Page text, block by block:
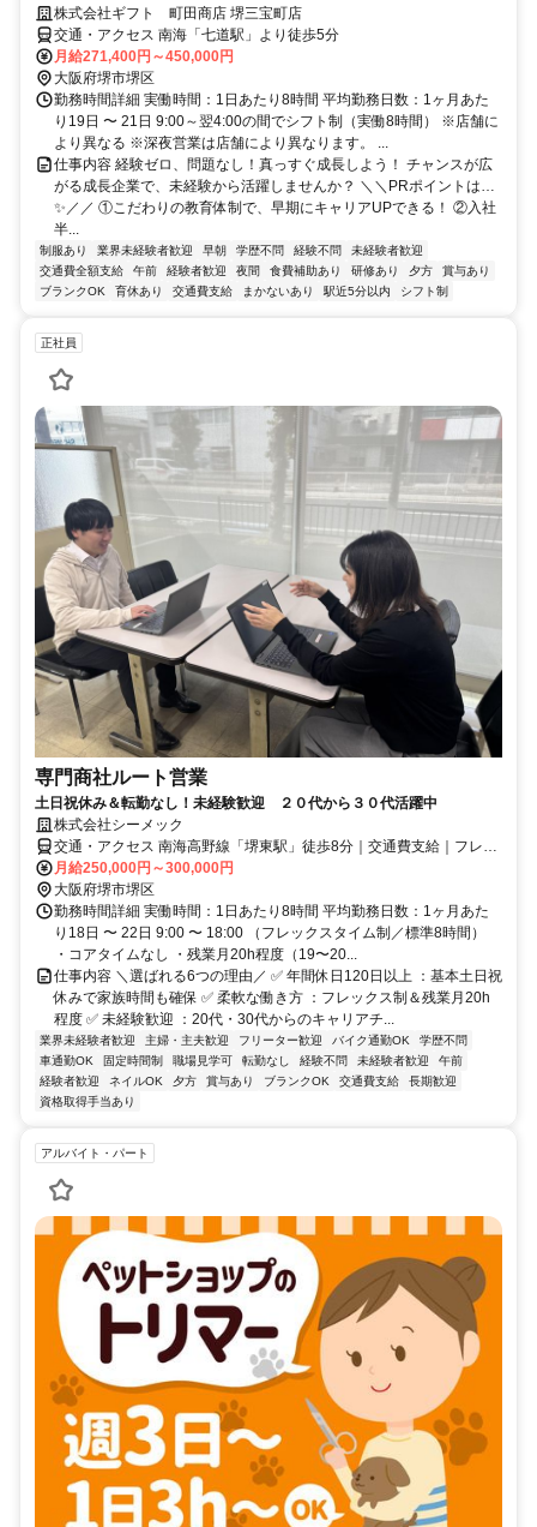
株式会社ギフト 町田商店 堺三宝町店
交通・アクセス 南海「七道駅」より徒歩5分
月給271,400円～450,000円
大阪府堺市堺区
勤務時間詳細 実働時間：1日あたり8時間 平均勤務日数：1ヶ月あた
り19日 〜 21日 9:00～翌4:00の間でシフト制（実働8時間） ※店舗に
より異なる ※深夜営業は店舗により異なります。 ...
仕事内容 経験ゼロ、問題なし！真っすぐ成長しよう！ チャンスが広
がる成長企業で、未経験から活躍しませんか？ ＼＼PRポイントは…
✨️／／ ①こだわりの教育体制で、早期にキャリアUPできる！ ②入社
半...
制服あり 業界未経験者歓迎 早朝 学歴不問 経験不問
未経験者歓迎
交通費全額支給
午前 経験者歓迎 夜間 食費補助あり 研修あり 夕方
賞与あり
ブランクOK
育休あり 交通費支給 まかないあり 駅近5分以内 シフト制
正社員
専門商社ルート営業
土日祝休み＆転勤なし！未経験歓迎 ２０代から３０代活躍中
株式会社シーメック
交通・アクセス 南海高野線「堺東駅」徒歩8分｜交通費支給｜フレッ
クス制
月給250,000円～300,000円
大阪府堺市堺区
勤務時間詳細 実働時間：1日あたり8時間 平均勤務日数：1ヶ月あた
り18日 〜 22日 9:00 〜 18:00 （フレックスタイム制／標準8時間）
・コアタイムなし ・残業月20h程度（19〜20...
仕事内容 ＼選ばれる6つの理由／ ✅ 年間休日120日以上 ：基本土日祝
休みで家族時間も確保 ✅ 柔軟な働き方 ：フレックス制＆残業月20h
程度 ✅ 未経験歓迎 ：20代・30代からのキャリアチ...
業界未経験者歓迎 主婦・主夫歓迎 フリーター歓迎 バイク通勤OK
学歴不問
車通勤OK
固定時間制 職場見学可 転勤なし 経験不問 未経験者歓迎
午前
経験者歓迎
ネイルOK 夕方 賞与あり ブランクOK 交通費支給
長期歓迎
資格取得手当あり
アルバイト・パート